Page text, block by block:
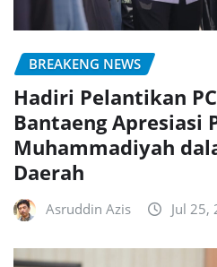
BREAKENG NEWS
Hadiri Pelantikan
Bantaeng Apresiasi
Muhammadiyah
Daerah
Asruddin Azis Jul 25,